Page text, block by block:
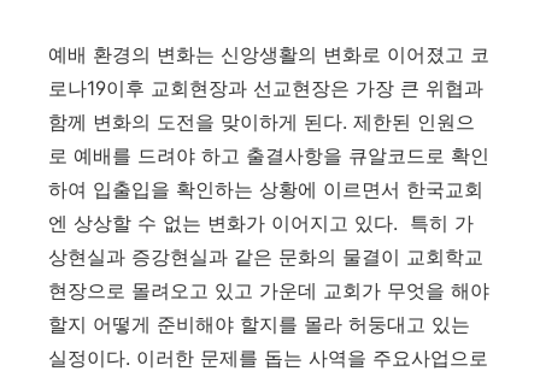
예배 환경의 변화는 신앙생활의 변화로 이어졌고 코
로나19이후 교회현장과 선교현장은 가장 큰 위협과
함께 변화의 도전을 맞이하게 된다. 제한된 인원으
로 예배를 드려야 하고 출결사항을 큐알코드로 확인
하여 입출입을 확인하는 상황에 이르면서 한국교회
엔 상상할 수 없는 변화가 이어지고 있다. 특히 가
상현실과 증강현실과 같은 문화의 물결이 교회학교
현장으로 몰려오고 있고 가운데 교회가 무엇을 해야
할지 어떻게 준비해야 할지를 몰라 허둥대고 있는
실정이다. 이러한 문제를 돕는 사역을 주요사업으로